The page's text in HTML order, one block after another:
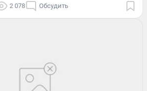
2 078 Обсудить